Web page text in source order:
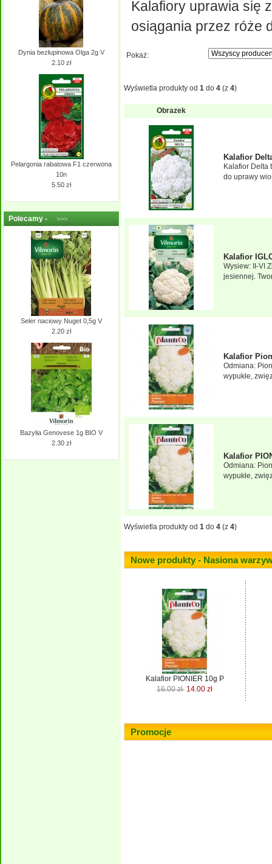
Dynia bezłupinowa Olga 2g V
2.10 zł
Pelargonia rabatowa F1 czerwona
10n
5.50 zł
Polecamy - >>>
Seler naciowy Nuget 0,5g V
2.20 zł
Bazylia Genovese 1g BIO V
2.30 zł
Kalafiory uprawia się
osiągania przez róże
Pokaż:
Wyświetla produkty od 1 do 4 (z 4)
Obrazek
Kalafior
Kalafior Delta
do uprawy
Kalafior
Wysiew: II-VI
jesiennej.
Kalafior
Odmiana:
wypukłe,
Kalafior
Odmiana:
wypukłe,
Wyświetla produkty od 1 do 4 (z 4)
Nowe produkty - Nasiona
Kalafior PIONIER 10g P
16.00 zł 14.00 zł
Promocje